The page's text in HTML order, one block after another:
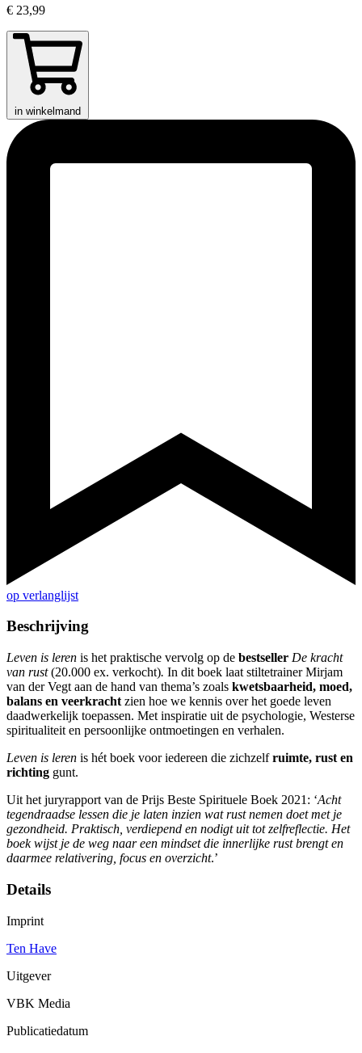
€ 23,99
in winkelmand
op verlanglijst
Beschrijving
Leven is leren is het praktische vervolg op de bestseller De kracht
van rust(20.000 ex. verkocht). In dit boek laat stiltetrainer Mirjam
van der Vegt aan de hand van thema’s zoals kwetsbaarheid, moed,
balans en veerkracht zien hoe we kennis over het goede leven
daadwerkelijk toepassen. Met inspiratie uit de psychologie, Westerse
spiritualiteit en persoonlijke ontmoetingen en verhalen.
Leven is leren is hét boek voor iedereen die zichzelfruimte, rust en
richting gunt.
Uit het juryrapport van de Prijs Beste Spirituele Boek 2021: ‘Acht
tegendraadse lessen die je laten inzien wat rust nemen doet met je
gezondheid. Praktisch, verdiepend en nodigt uit tot zelfreflectie. Het
boek wijst je de weg naar een mindset die innerlijke rust brengt en
daarmee relativering, focus en overzicht.’
Details
Imprint
Ten Have
Uitgever
VBK Media
Publicatiedatum